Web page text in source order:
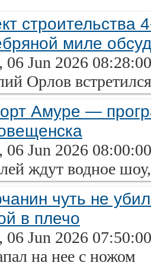
строительства
миле
06 Jun 2026
Орлов
Амуре —
06 Jun 2026
ждут водное
чуть не
в плечо
06 Jun 2026
на нее с ножом